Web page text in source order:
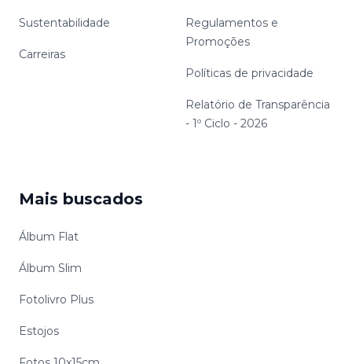
Sustentabilidade
Carreiras
Regulamentos e
Promoções
Políticas de privacidade
Relatório de Transparência
- 1º Ciclo - 2026
Mais buscados
Álbum Flat
Álbum Slim
Fotolivro Plus
Estojos